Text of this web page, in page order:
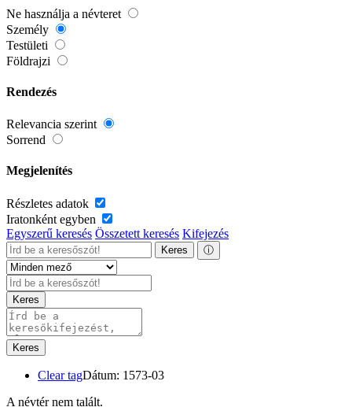
Ne használja a névteret
Személy
Testületi
Földrajzi
Rendezés
Relevancia szerint
Sorrend
Megjelenítés
Részletes adatok
Iratonként egyben
Egyszerű keresés Összetett keresés Kifejezés
Keres ⓘ
Keres
Keres
Clear tagDátum: 1573-03
A névtér nem talált.